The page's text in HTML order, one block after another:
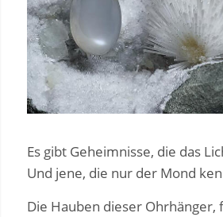
Es gibt Geheimnisse, die das
Und jene, die nur der Mond
Die Hauben dieser Ohrhänger,